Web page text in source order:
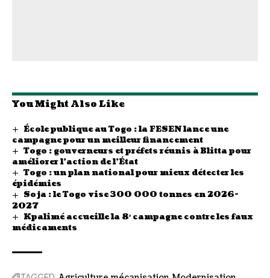
You Might Also Like
École publique au Togo : la FESEN lance une
campagne pour un meilleur financement
Togo : gouverneurs et préfets réunis à Blitta pour
améliorer l’action de l’État
Togo : un plan national pour mieux détecter les
épidémies
Soja : le Togo vise 300 000 tonnes en 2026-
2027
Kpalimé accueille la 8ᵉ campagne contre les faux
médicaments